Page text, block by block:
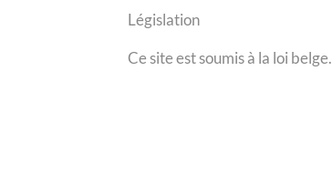
Législation
Ce site est soumis à la loi belge.